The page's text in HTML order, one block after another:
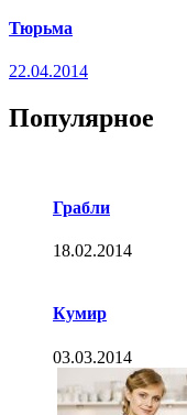
Тюрьма
22.04.2014
Популярное
Грабли
18.02.2014
Кумир
03.03.2014